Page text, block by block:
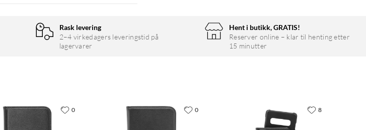
Rask levering
2–4 virkedagers leveringstid på
lagervarer
Hent i butikk, GRATIS!
Reserver online – klar til henting etter
15 minutter
0 0 8